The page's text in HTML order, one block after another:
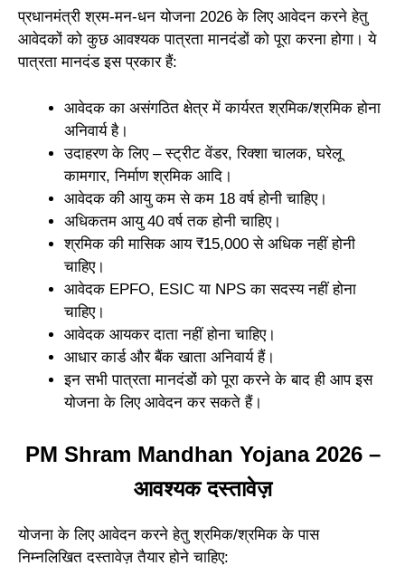
प्रधानमंत्री श्रम-मन-धन योजना 2026 के लिए आवेदन करने हेतु
आवेदकों को कुछ आवश्यक पात्रता मानदंडों को पूरा करना होगा। ये
पात्रता मानदंड इस प्रकार हैं:
आवेदक का असंगठित क्षेत्र में कार्यरत श्रमिक/श्रमिक होना
अनिवार्य है।
उदाहरण के लिए – स्ट्रीट वेंडर, रिक्शा चालक, घरेलू
कामगार, निर्माण श्रमिक आदि।
आवेदक की आयु कम से कम 18 वर्ष होनी चाहिए।
अधिकतम आयु 40 वर्ष तक होनी चाहिए।
श्रमिक की मासिक आय ₹15,000 से अधिक नहीं होनी
चाहिए।
आवेदक EPFO, ESIC या NPS का सदस्य नहीं होना
चाहिए।
आवेदक आयकर दाता नहीं होना चाहिए।
आधार कार्ड और बैंक खाता अनिवार्य हैं।
इन सभी पात्रता मानदंडों को पूरा करने के बाद ही आप इस
योजना के लिए आवेदन कर सकते हैं।
PM Shram Mandhan Yojana 2026 –
आवश्यक दस्तावेज़
योजना के लिए आवेदन करने हेतु श्रमिक/श्रमिक के पास
निम्नलिखित दस्तावेज़ तैयार होने चाहिए: